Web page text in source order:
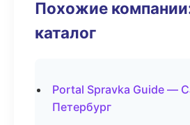
Похожие
каталог
Portal Spravka Guide —
Петербург